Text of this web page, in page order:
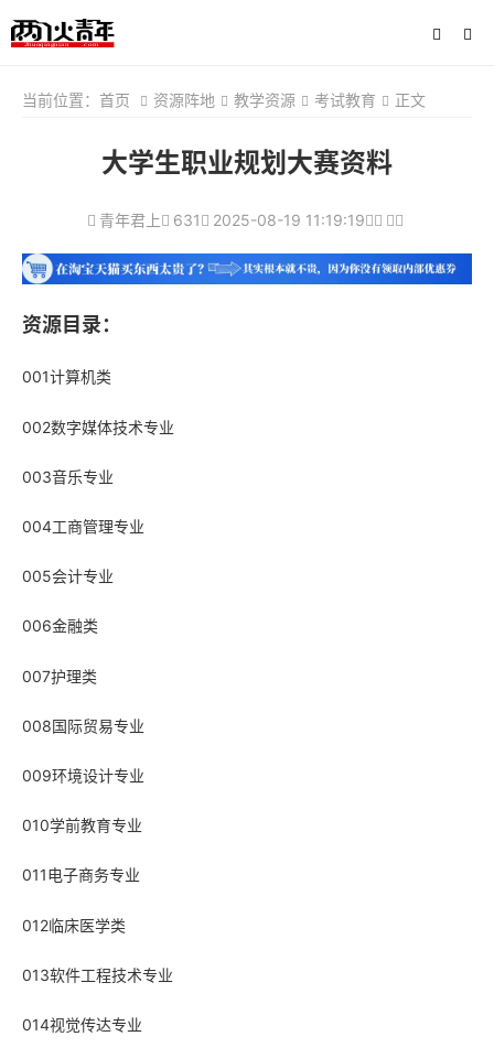
当前位置： 首页 资源阵地 教学资源 考试教育 正文
大学生职业规划大赛资料
青年君上 631 2025-08-19 11:19:19
资源目录：
001计算机类
002数字媒体技术专业
003音乐专业
004工商管理专业
005会计专业
006金融类
007护理类
008国际贸易专业
009环境设计专业
010学前教育专业
011电子商务专业
012临床医学类
013软件工程技术专业
014视觉传达专业